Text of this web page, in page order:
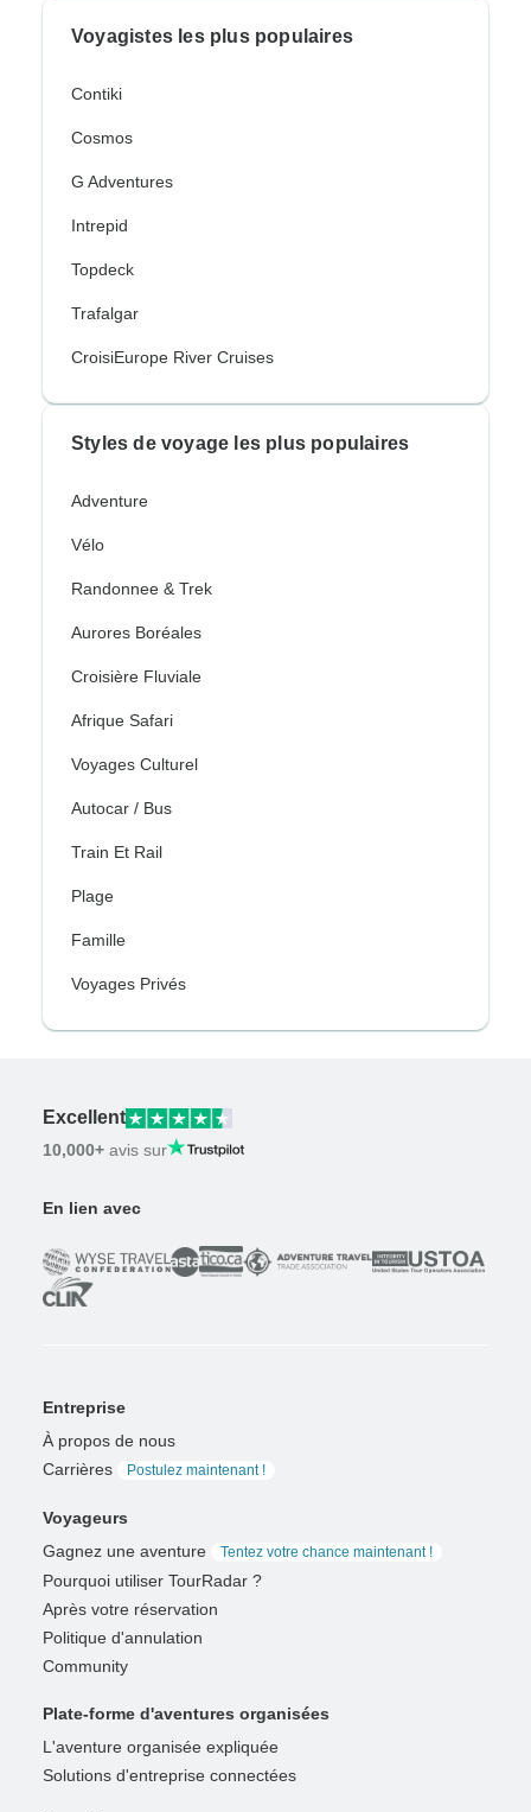
Voyagistes les plus populaires
Contiki
Cosmos
G Adventures
Intrepid
Topdeck
Trafalgar
CroisiEurope River Cruises
Styles de voyage les plus populaires
Adventure
Vélo
Randonnee & Trek
Aurores Boréales
Croisière Fluviale
Afrique Safari
Voyages Culturel
Autocar / Bus
Train Et Rail
Plage
Famille
Voyages Privés
Excellent
10,000+ avis sur
En lien avec
Entreprise
À propos de nous
Carrières
Postulez maintenant !
Voyageurs
Gagnez une aventure
Tentez votre chance maintenant !
Pourquoi utiliser TourRadar ?
Après votre réservation
Politique d'annulation
Community
Plate-forme d'aventures organisées
L'aventure organisée expliquée
Solutions d'entreprise connectées